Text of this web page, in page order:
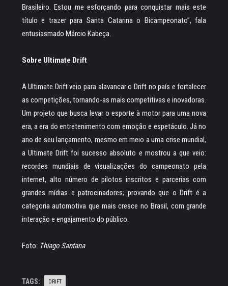
Brasileiro. Estou me esforçando para conquistar mais este
título e trazer para Santa Catarina o Bicampeonato”, fala
entusiasmado Márcio Kabeça.
Sobre Ultimate Drift
A Ultimate Drift veio para alavancar o Drift no país e fortalecer
as competições, tornando-as mais competitivas e inovadoras.
Um projeto que busca levar o esporte à motor para uma nova
era, a era do entretenimento com emoção e espetáculo. Já no
ano de seu lançamento, mesmo em meio a uma crise mundial,
a Ultimate Drift foi sucesso absoluto e mostrou a que veio:
recordes mundiais de visualizações do campeonato pela
internet, alto número de pilotos inscritos e parcerias com
grandes mídias e patrocinadores; provando que o Drift é a
categoria automotiva que mais cresce no Brasil, com grande
interação e engajamento do público.
Foto: Thiago Santana
TAGS: DRIFT